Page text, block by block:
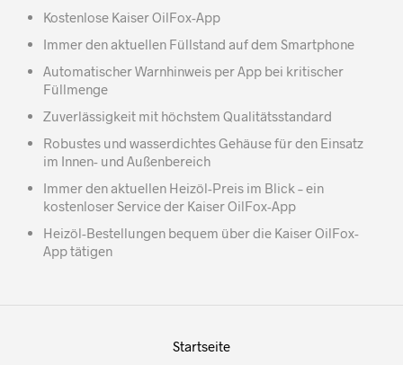
Kostenlose Kaiser OilFox-App
Immer den aktuellen Füllstand auf dem Smartphone
Automatischer Warnhinweis per App bei kritischer
Füllmenge
Zuverlässigkeit mit höchstem Qualitätsstandard
Robustes und wasserdichtes Gehäuse für den Einsatz
im Innen- und Außenbereich
Immer den aktuellen Heizöl-Preis im Blick – ein
kostenloser Service der Kaiser OilFox-App
Heizöl-Bestellungen bequem über die Kaiser OilFox-
App tätigen
Startseite